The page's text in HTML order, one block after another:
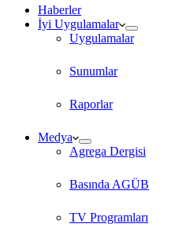
Haberler
İyi Uygulamalar
Uygulamalar
Sunumlar
Raporlar
Medya
Agrega Dergisi
Basında AGÜB
TV Programları